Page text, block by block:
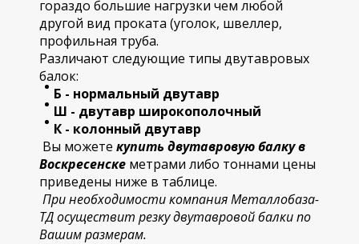
гораздо большие нагрузки чем любой
другой вид проката (уголок, швеллер,
профильная труба.
Различают следующие типы двутавровых
балок:
Б - нормальный двутавр
Ш - двутавр широкополочный
К - колонный двутавр
Вы можете купить двутавровую балку в
Воскресенске метрами либо тоннами цены
приведены ниже в таблице.
При необходимости компания Металлобаза-
ТД осуществит резку двутавровой балки по
Вашим размерам.